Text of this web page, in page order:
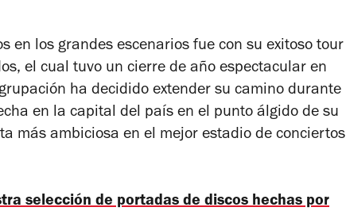
en los grandes escenarios fue con su exitoso tour
el cual tuvo un cierre de año espectacular en
ha decidido extender su camino durante
en la capital del país en el punto álgido de su
más ambiciosa en el mejor estadio de conciertos
selección de portadas de discos hechas por